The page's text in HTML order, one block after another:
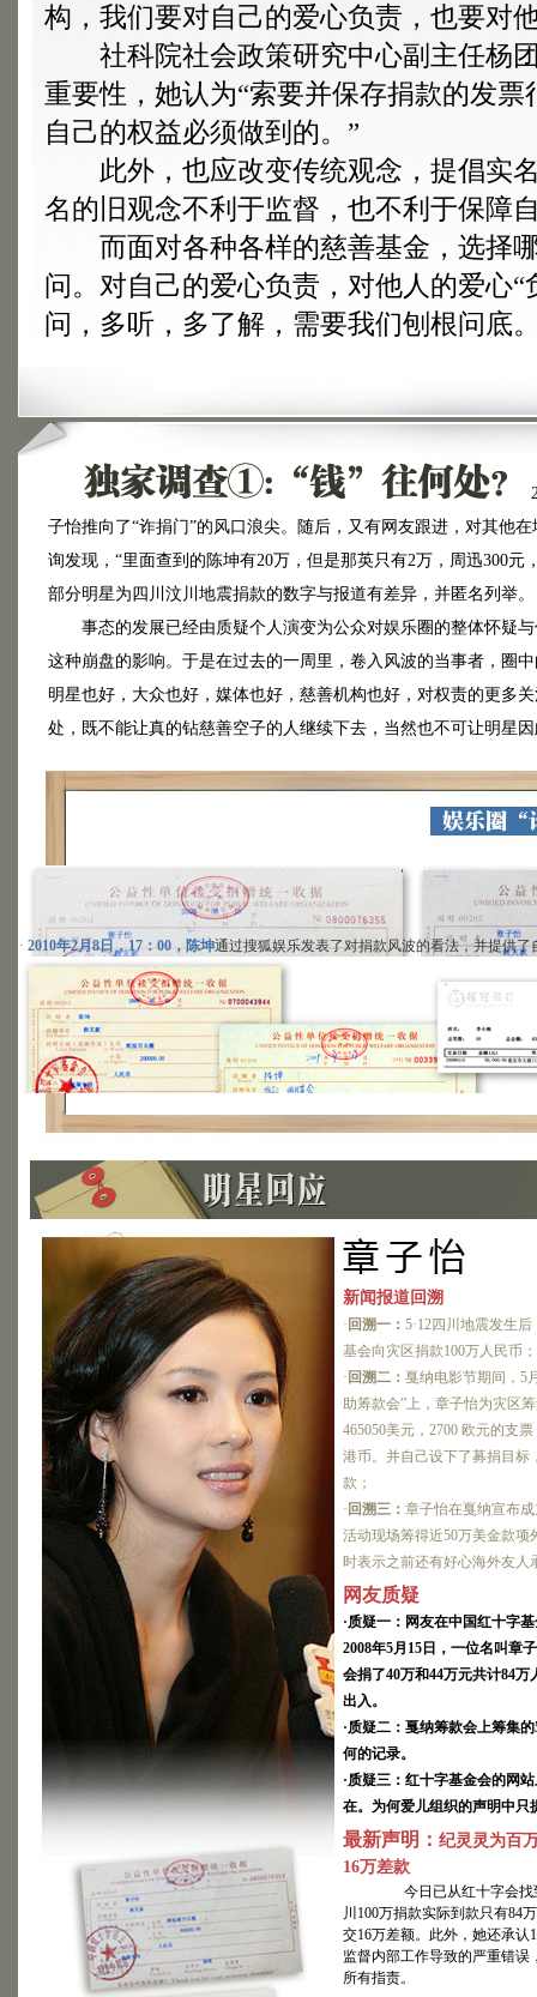
构，我们要对自己的爱心负责，也要对
社科院社会政策研究中心副主任杨团
重要性，她认为“索要并保存捐款的发
自己的权益必须做到的。”
此外，也应改变传统观念，提倡实
名的旧观念不利于监督，也不利于保障
而面对各种各样的慈善基金，选择
问。对自己的爱心负责，对他人的爱心“
问，多听，多了解，需要我们刨根问底
子怡推向了“诈捐门”的风口浪尖。随后，又有网友跟进，对其他
询发现，“里面查到的陈坤有20万，但是那英只有2万，周迅300
部分明星为四川汶川地震捐款的数字与报道有差异，并匿名列举。
事态的发展已经由质疑个人演变为公众对娱乐圈的整体怀疑与
这种崩盘的影响。于是在过去的一周里，卷入风波的当事者，圈
明星也好，大众也好，媒体也好，慈善机构也好，对权责的更
处，既不能让真的钻慈善空子的人继续下去，当然也不可让明星
2010年2月8日，17：20，纪灵灵通过搜狐娱乐为百万捐款致歉，并补交16万差额
今日已从红十字会找到捐款证明，也核实章子怡汶川100万捐款实际到
风波是因为自己未能监督内部工作导致的严重错误，发声明致歉并表示愿意接受
2010年2月8日，17：00，陈坤通过搜狐娱乐发表了对捐款风波的看法，并提供了
2010年2月8日，诈捐门独家调查专题推出后，之前已接受搜狐娱乐采访的
2010年2月8日，19：00，中国红十字会基金
：今收到章子怡16万银行汇款凭证
搜狐娱乐致电中国红十字基金会，宣传部李小姐证实：“今天我们已经
2010年2月8日，17：20，纪灵灵通过搜狐娱乐为百万捐款致歉，并补交16万差额
今日已从红十字会找到捐款证明，也核实章子怡汶川100万捐款实际到
风波是因为自己未能监督内部工作导致的严重错误，发声明致歉并表示愿意接受
2010年2月8日，17：00，陈坤 通过搜狐娱乐发表了对捐款风波的看法，并提供
2010年2月8日 ，诈捐门独家调查专题推出后，之前已接受搜狐娱乐采访的
2010年2月8日，19：00，中国红十字会基金
：今收到章子怡16万银行汇款凭证
搜狐娱乐致电中国红十字基金会，宣传部李小姐证实：“今天我们已经
新闻报道回溯
· 回溯一： 5·12四川地震发生
基会向灾区捐款100万人民币；
· 回溯二： 戛纳电影节期间，5
助筹款会”上，章子怡为灾区
465050美元，2700 欧元的支
港币。并自己设下了募捐目标
款；
· 回溯三： 章子怡在戛纳宣布
活动现场筹得近50万美金款
时表示之前还有好心海外友人
网友质疑
·质疑一：网友在中国红十字
2008年5月15日，一位名叫章
会捐了40万和44万元共计84
出入。
·质疑二：戛纳筹款会上筹集
何的记录。
·质疑三：红十字基金会的网
在。为何爱儿组织的声明中只
最新声明： 纪灵灵为百
16万差款
今日已从红十字会找到
川100万捐款实际到款只有84
交16万差额。此外，她还承认
监督内部工作导致的严重错
所有指责。